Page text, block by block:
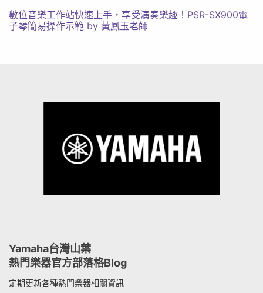
數位音樂工作站快速上手，享受演奏樂趣！PSR-SX900電
子琴簡易操作示範 by 黃鳳玉老師
Yamaha台灣山葉
熱門樂器官方部落格Blog
定期更新各種熱門樂器相關資訊